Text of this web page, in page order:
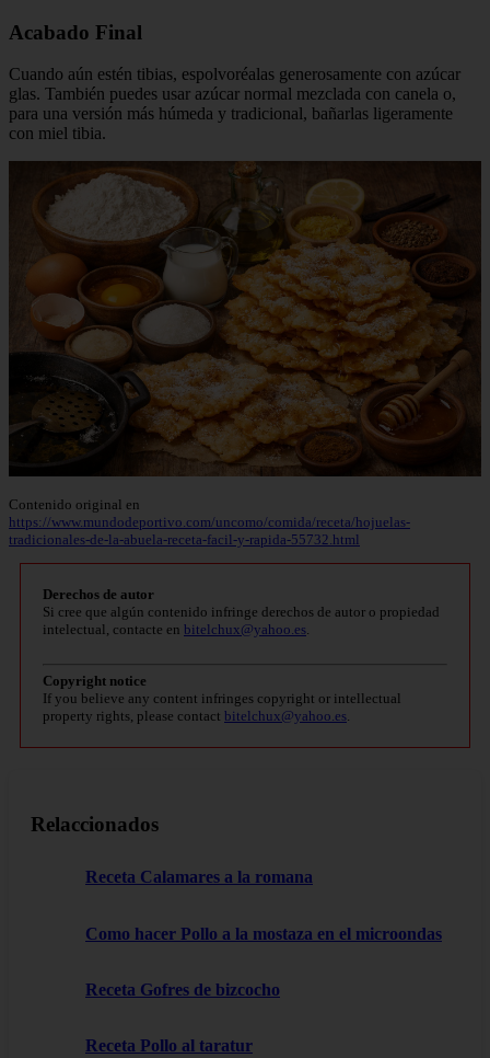
Acabado Final
Cuando aún estén tibias, espolvoréalas generosamente con azúcar
glas. También puedes usar azúcar normal mezclada con canela o,
para una versión más húmeda y tradicional, bañarlas ligeramente
con miel tibia.
Contenido original en
https://www.mundodeportivo.com/uncomo/comida/receta/hojuelas-
tradicionales-de-la-abuela-receta-facil-y-rapida-55732.html
Derechos de autor
Si cree que algún contenido infringe derechos de autor o propiedad
intelectual, contacte en bitelchux@yahoo.es.
Copyright notice
If you believe any content infringes copyright or intellectual
property rights, please contact bitelchux@yahoo.es.
Relaccionados
Receta Calamares a la romana
Como hacer Pollo a la mostaza en el microondas
Receta Gofres de bizcocho
Receta Pollo al taratur